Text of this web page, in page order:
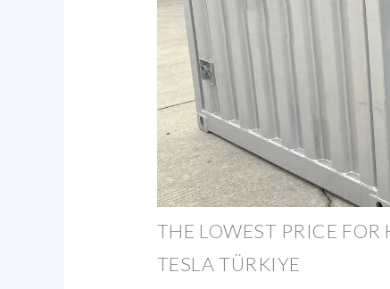
THE LOWEST PRICE FOR
TESLA TÜRKIYE